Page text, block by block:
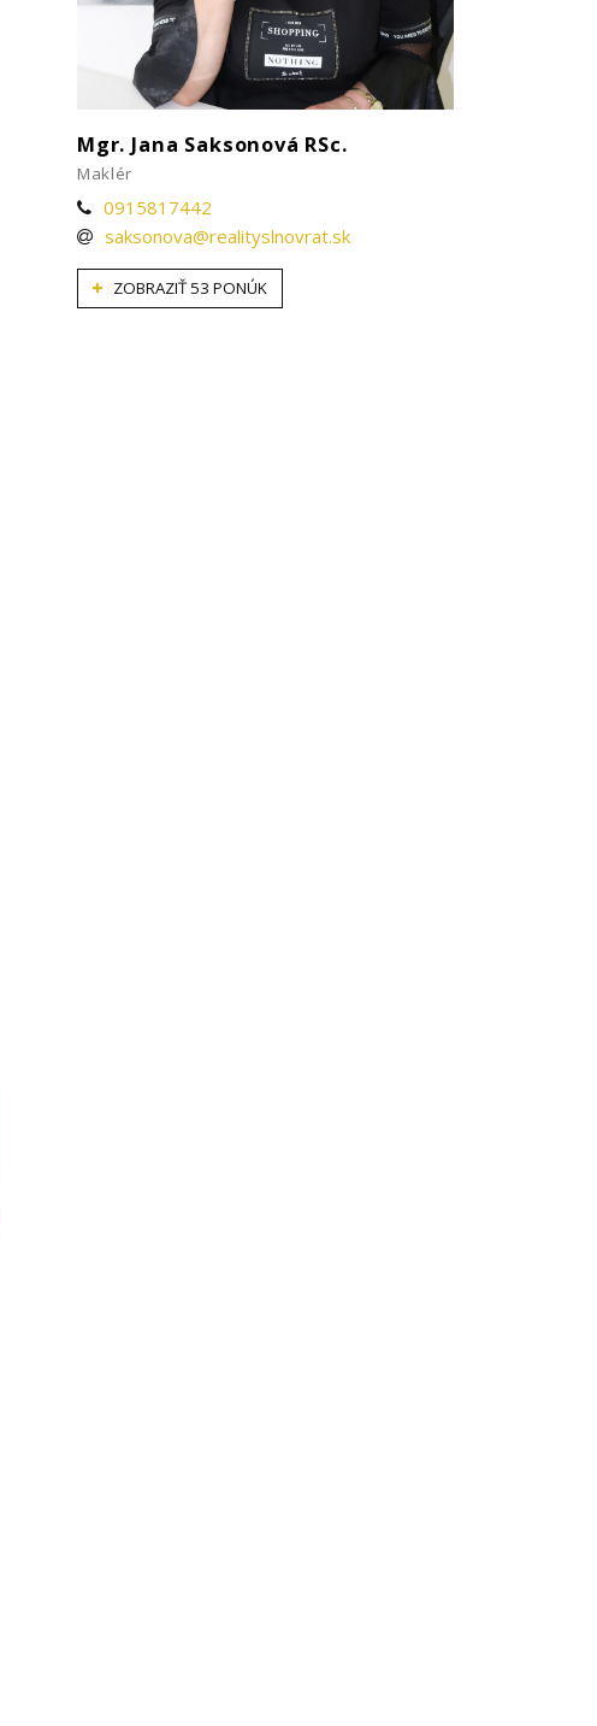
Mgr. Jana Saksonová RSc.
Maklér
0915817442
saksonova@realityslnovrat.sk
ZOBRAZIŤ 53 PONÚK